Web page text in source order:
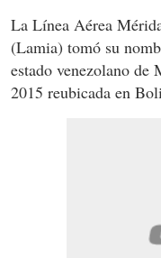
La Línea Aérea
(Lamia) tomó su
estado venezolano
2015 reubicada en